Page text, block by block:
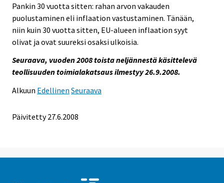
Pankin 30 vuotta sitten: rahan arvon vakauden
puolustaminen eli inflaation vastustaminen. Tänään,
niin kuin 30 vuotta sitten, EU-alueen inflaation syyt
olivat ja ovat suureksi osaksi ulkoisia.
Seuraava, vuoden 2008 toista neljännestä käsittelevä
teollisuuden toimialakatsaus ilmestyy 26.9.2008.
Alkuun Edellinen Seuraava
Päivitetty27.6.2008